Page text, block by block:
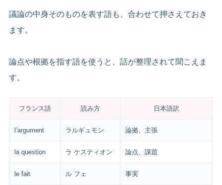
議論の中身そのものを表す語も、合わせて押さえておき
ます。
論点や根拠を指す語を使うと、話が整理されて聞こえま
す。
フランス語 読み方 日本語訳
l’argument ラルギュモン 論拠、主張
la question ラ ケスティオン 論点、課題
le fait ル フェ 事実